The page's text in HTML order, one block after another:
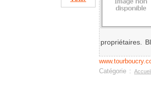
propriétaires.
Catégorie : Accueil